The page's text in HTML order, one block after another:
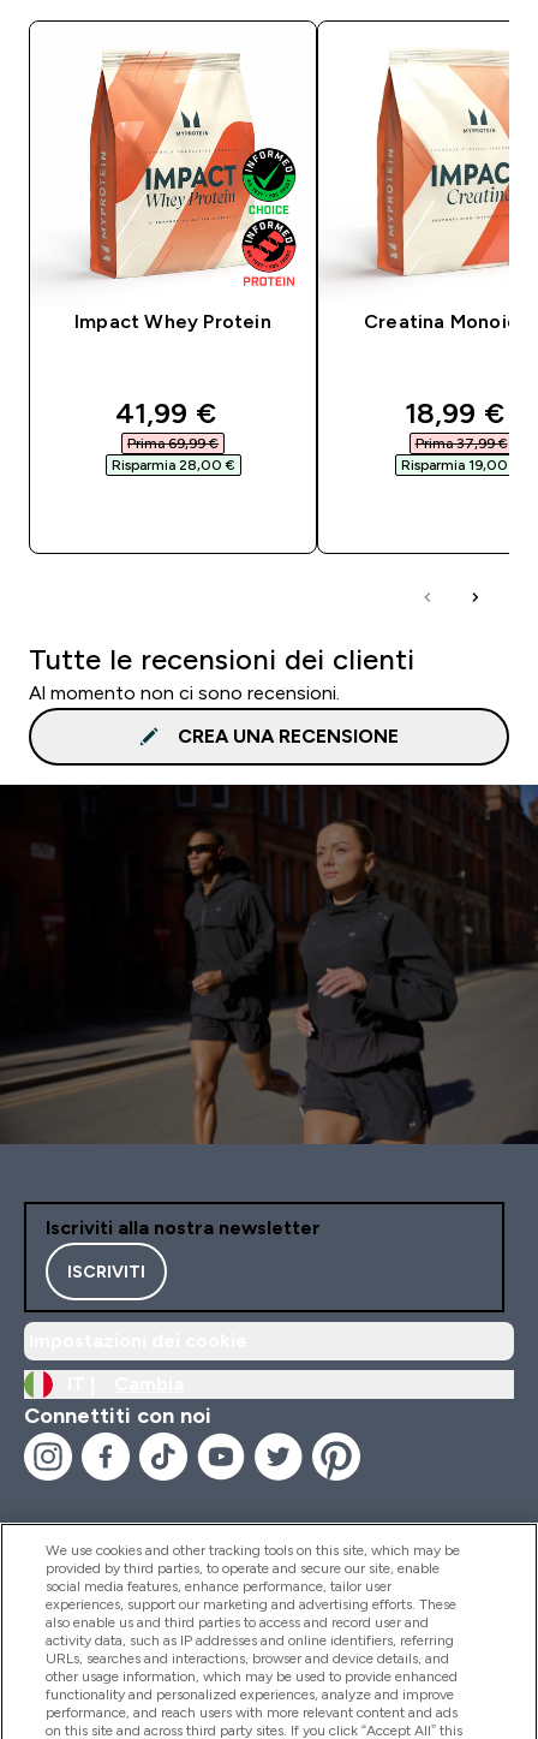
Impact Whey Protein
discounted price
41,99 €‎
Prima 69,99 €‎
Risparmia 28,00 €‎
Creatina
18,99 €‎
Prima 37,99 €‎
Risparmia 19,00 €‎
Tutte le recensioni dei clienti
Al momento non ci sono recensioni.
CREA UNA RECENSIONE
Iscriviti alla nostra newsletter
ISCRIVITI
Connettiti con noi
Aiuto & Informazioni
Prodotti
We use cookies and other tracking tools on this site, which may be
provided by third parties, to operate and secure our site, enable
social media features, enhance performance, tailor user
experiences, support our marketing and advertising efforts. These
also enable us and third parties to access and record user and
activity data, such as IP addresses and online identifiers, referring
URLs, searches and interactions, browser and device details, and
other usage information, which may be used to provide enhanced
functionality and personalized experiences, analyze and improve
performance, and reach users with more relevant content and ads
on this site and across third party sites. If you click “Accept All” this